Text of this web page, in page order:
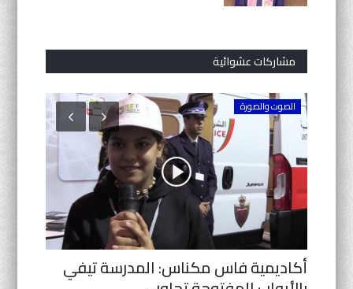
مشاركات عشوائية
الصوت والصورة
أكاديمية فاس مكناس: المدرسة تيفي